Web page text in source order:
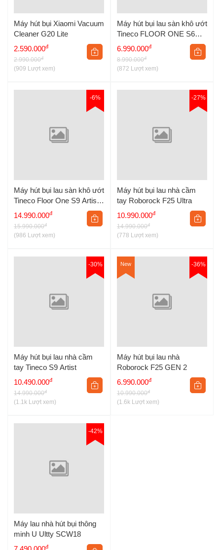
Máy hút bụi Xiaomi Vacuum
Cleaner G20 Lite
2.590.000đ
2.990.000đ
(909 Lượt xem)
Máy hút bụi lau sàn khô ướt
Tineco FLOOR ONE S6
Stretch Extreme
6.990.000đ
8.990.000đ
(872 Lượt xem)
-6%
Máy hút bụi lau sàn khô ướt
Tineco Floor One S9 Artist
Steam Pro
14.990.000đ
15.990.000đ
(986 Lượt xem)
-27%
Máy hút bụi lau nhà cầm
tay Roborock F25 Ultra
10.990.000đ
14.990.000đ
(778 Lượt xem)
-30%
Máy hút bụi lau nhà cầm
tay Tineco S9 Artist
10.490.000đ
14.990.000đ
(1.1k Lượt xem)
-36%
New
Máy hút bụi lau nhà
Roborock F25 GEN 2
6.990.000đ
10.990.000đ
(1.6k Lượt xem)
-42%
Máy lau nhà hút bụi thông
minh U Ultty SCW18
đ